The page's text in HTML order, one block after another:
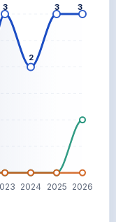
3
2
3 3
2024 2025 2026